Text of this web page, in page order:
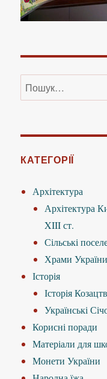
Пошук
за
КАТЕГОРІЇ
Архітектура
Архітектура
XIII ст.
Сільські
Храми України
Історія
Історія
Українські
Корисні поради
Матеріали для
Монети України